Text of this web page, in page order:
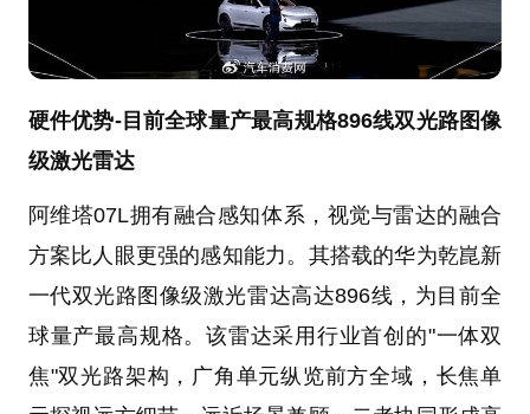
硬件优势-目前全球量产最高规格896线双光路图像
级激光雷达
阿维塔07L拥有融合感知体系，视觉与雷达的融合
方案比人眼更强的感知能力。其搭载的华为乾崑新
一代双光路图像级激光雷达高达896线，为目前全
球量产最高规格。该雷达采用行业首创的"一体双
焦"双光路架构，广角单元纵览前方全域，长焦单